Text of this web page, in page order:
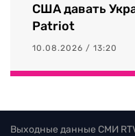
США давать
Patriot
10.08.2026 / 13:20
Выходные данные СМИ